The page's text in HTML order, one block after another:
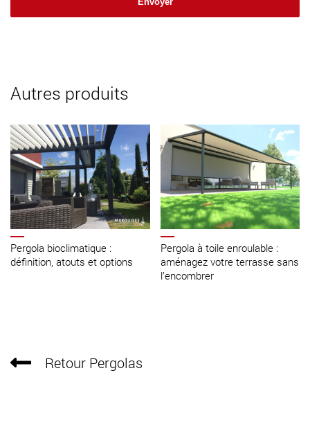
Autres produits
Pergola bioclimatique :
définition, atouts et options
Pergola à toile enroulable :
aménagez votre terrasse sans
l’encombrer
Retour Pergolas